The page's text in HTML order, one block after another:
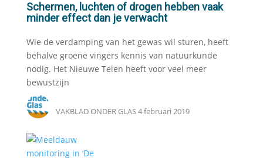
Schermen, luchten of drogen hebben vaak
minder effect dan je verwacht
Wie de verdamping van het gewas wil sturen, heeft
behalve groene vingers kennis van natuurkunde
nodig. Het Nieuwe Telen heeft voor veel meer
bewustzijn
VAKBLAD ONDER GLAS4 februari 2019